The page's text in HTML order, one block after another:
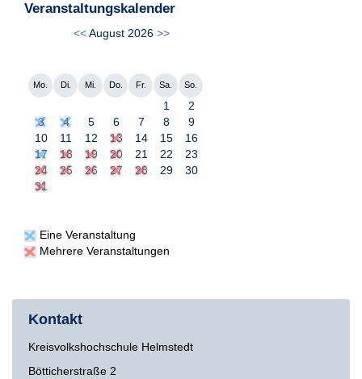
Veranstaltungskalender
<<August 2026 >>
Mo. Di. Mi. Do. Fr. Sa. So.
1
2
3
4 5 6 7 8
9
10
11 12 13 14 15
16
17
18 19 20 21 22
23
24
25 26 27 28 29
30
31
Eine Veranstaltung
Mehrere Veranstaltungen
Kontakt
Kreisvolkshochschule Helmstedt
Bötticherstraße 2